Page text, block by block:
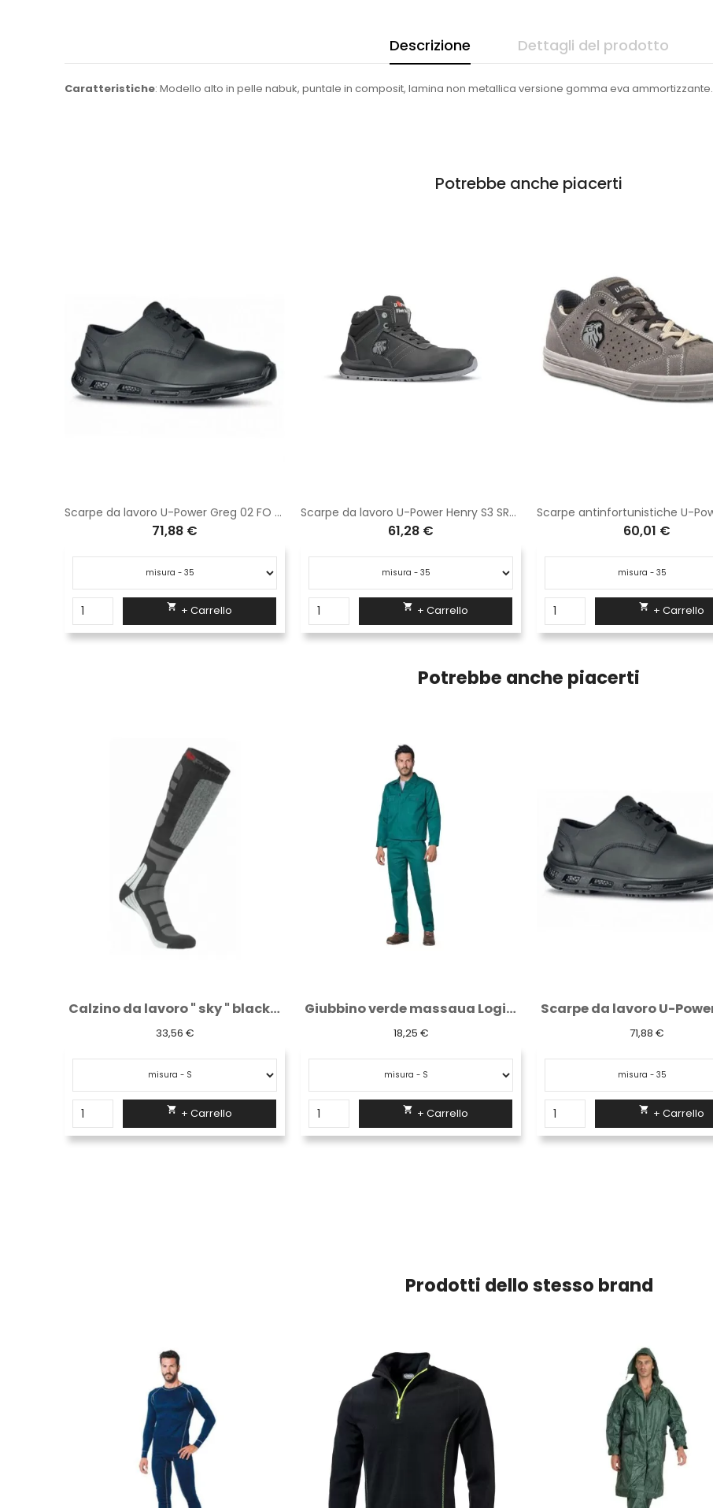
Descrizione Dettagli del prodotto
Caratteristiche: Modello alto in pelle nabuk, puntale in composit, lamina non metallica versione gomma eva ammortizzante.
Potrebbe anche piacerti
Scarpe da lavoro U-Power Greg 02 FO SRC ESD RO20037
71,88 €
 + Carrello
Scarpe da lavoro U-Power Henry S3 SRC UF10074
61,28 €
 + Carrello
60,01 €
 + Carrello
Potrebbe anche piacerti
Calzino da lavoro " sky " black carbon
33,56 €
 + Carrello
Giubbino verde massaua Logica 100% cotone
18,25 €
 + Carrello
71,88 €
 + Carrello
Prodotti dello stesso brand